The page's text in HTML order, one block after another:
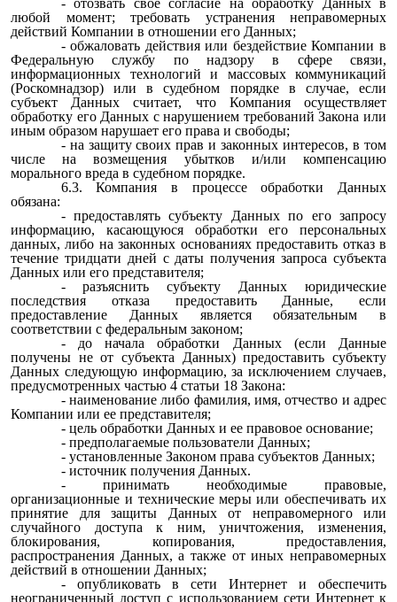
- отозвать свое согласие на обработку Данных в
любой момент; требовать устранения неправомерных
действий Компании в отношении его Данных;
- обжаловать действия или бездействие Компании в
Федеральную службу по надзору в сфере связи,
информационных технологий и массовых коммуникаций
(Роскомнадзор) или в судебном порядке в случае, если
субъект Данных считает, что Компания осуществляет
обработку его Данных с нарушением требований Закона или
иным образом нарушает его права и свободы;
- на защиту своих прав и законных интересов, в том
числе на возмещения убытков и/или компенсацию
морального вреда в судебном порядке.
6.3. Компания в процессе обработки Данных
обязана:
- предоставлять субъекту Данных по его запросу
информацию, касающуюся обработки его персональных
данных, либо на законных основаниях предоставить отказ в
течение тридцати дней с даты получения запроса субъекта
Данных или его представителя;
- разъяснить субъекту Данных юридические
последствия отказа предоставить Данные, если
предоставление Данных является обязательным в
соответствии с федеральным законом;
- до начала обработки Данных (если Данные
получены не от субъекта Данных) предоставить субъекту
Данных следующую информацию, за исключением случаев,
предусмотренных частью 4 статьи 18 Закона:
- наименование либо фамилия, имя, отчество и адрес
Компании или ее представителя;
- цель обработки Данных и ее правовое основание;
- предполагаемые пользователи Данных;
- установленные Законом права субъектов Данных;
- источник получения Данных.
- принимать необходимые правовые,
организационные и технические меры или обеспечивать их
принятие для защиты Данных от неправомерного или
случайного доступа к ним, уничтожения, изменения,
блокирования, копирования, предоставления,
распространения Данных, а также от иных неправомерных
действий в отношении Данных;
- опубликовать в сети Интернет и обеспечить
неограниченный доступ с использованием сети Интернет к